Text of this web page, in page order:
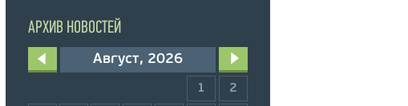
АРХИВ НОВОСТЕЙ
Август, 2026
1 2